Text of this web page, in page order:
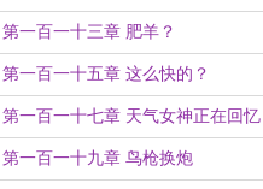
诺
第一百一十三章 肥羊？
第一百一十五章 这么快的？
第一百一十七章 天气女神正在回忆
过往
第一百一十九章 鸟枪换炮